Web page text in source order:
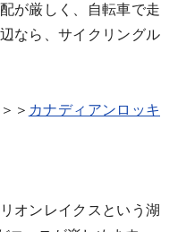
が厳しく、自転車で走
なら、サイクリングル
＞ カナディアンロッキ
オンレイクスという湖